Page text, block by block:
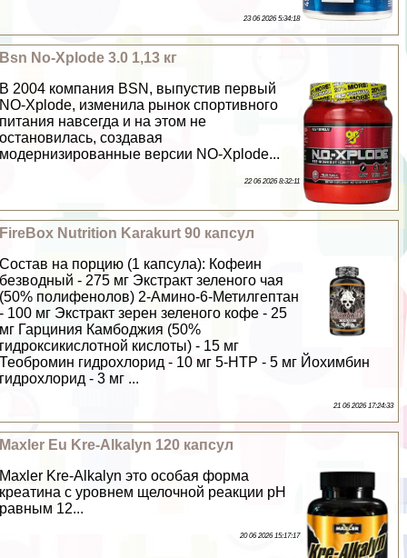
23 06 2026 5:34:18
Bsn No-Xplode 3.0 1,13 кг
В 2004 компания BSN, выпустив первый
NO-Xplode, изменила рынок спортивного
питания навсегда и на этом не
остановилась, создавая
модернизированные версии NO-Xplode...
22 06 2026 8:32:11
FireBox Nutrition Karakurt 90 капсул
Состав на порцию (1 капсула): Кофеин
безводный - 275 мг Экстpaкт зеленого чая
(50% полифенолов) 2-Амино-6-Метилгептан
- 100 мг Экстpaкт зерен зеленого кофе - 25
мг Гарциния Камбоджия (50%
гидроксикислотной кислоты) - 15 мг
Теобромин гидрохлорид - 10 мг 5-HTP - 5 мг Йохимбин
гидрохлорид - 3 мг ...
21 06 2026 17:24:33
Maxler Eu Kre-Alkalyn 120 капсул
Maxler Kre-Alkalyn это особая форма
креатина с уровнем щелочной реакции pH
равным 12...
20 06 2026 15:17:17